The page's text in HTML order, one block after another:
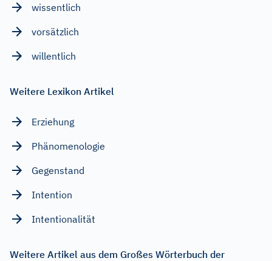
wissentlich
vorsätzlich
willentlich
Weitere Lexikon Artikel
Erziehung
Phänomenologie
Gegenstand
Intention
Intentionalität
Weitere Artikel aus dem Großes Wörterbuch der